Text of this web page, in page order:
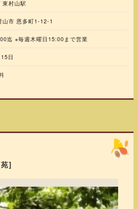
村山駅
山市 恩多町1-12-1
迄 ※毎週木曜日15:00まで営業
日
]